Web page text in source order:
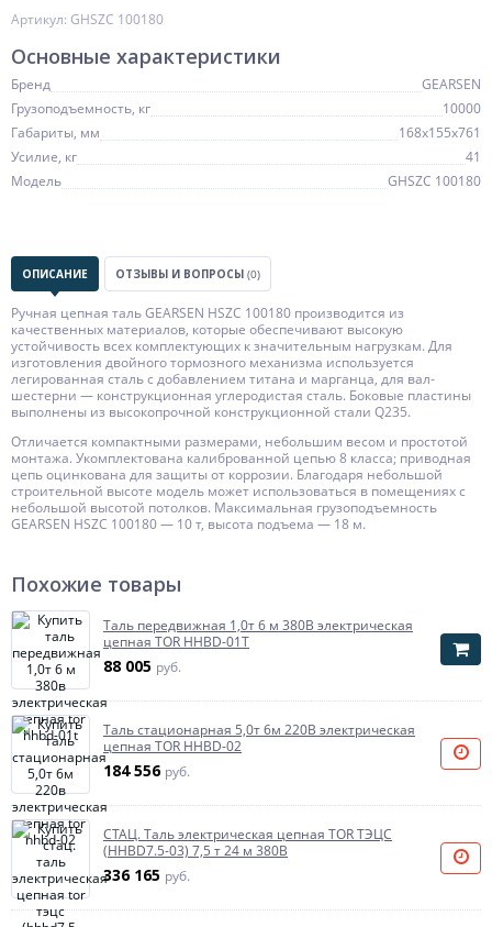
Артикул: GHSZC 100180
Основные характеристики
Бренд
GEARSEN
Грузоподъемность, кг
10000
Габариты, мм
168x155x761
Усилие, кг
41
Модель
GHSZC 100180
ОПИСАНИЕ ОТЗЫВЫ И ВОПРОСЫ (0)
Ручная цепная таль GEARSEN HSZC 100180 производится из
качественных материалов, которые обеспечивают высокую
устойчивость всех комплектующих к значительным нагрузкам. Для
изготовления двойного тормозного механизма используется
легированная сталь с добавлением титана и марганца, для вал-
шестерни — конструкционная углеродистая сталь. Боковые пластины
выполнены из высокопрочной конструкционной стали Q235.
Отличается компактными размерами, небольшим весом и простотой
монтажа. Укомплектована калиброванной цепью 8 класса; приводная
цепь оцинкована для защиты от коррозии. Благодаря небольшой
строительной высоте модель может использоваться в помещениях с
небольшой высотой потолков. Максимальная грузоподъемность
GEARSEN HSZC 100180 — 10 т, высота подъема — 18 м.
Похожие товары
Таль передвижная 1,0т 6 м 380В электрическая
цепная TOR HHBD-01T
88 005 руб.
Таль стационарная 5,0т 6м 220В электрическая
цепная TOR HHBD-02
184 556 руб.
СТАЦ. Таль электрическая цепная TOR ТЭЦС
(HHBD7.5-03) 7,5 т 24 м 380В
336 165 руб.